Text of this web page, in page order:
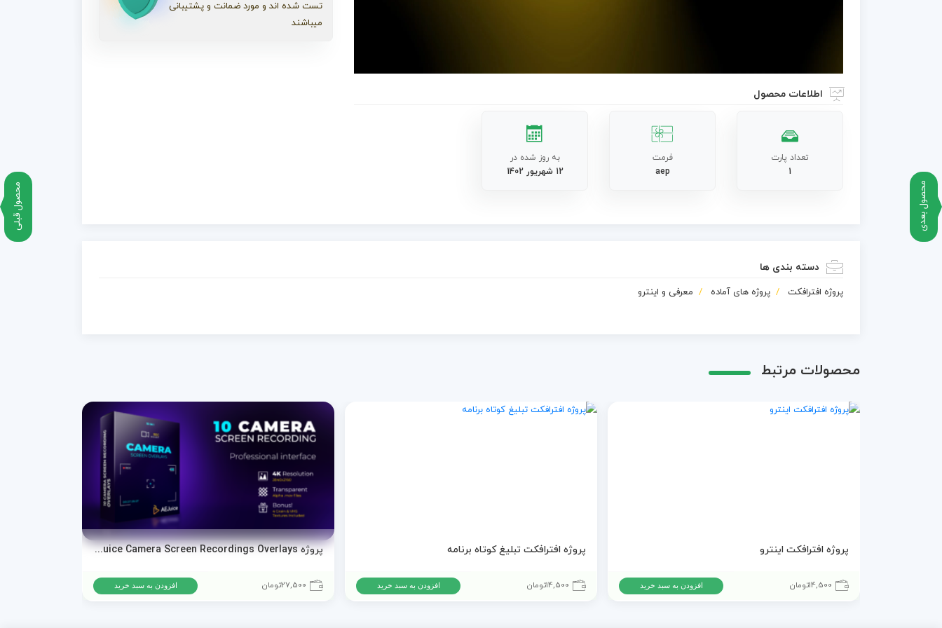
محصول قبلی محصول بعدی
اطلاعات محصول
تعداد پارت
1
فرمت
aep
به روز شده در
12 شهریور 1402
تست شده اند و مورد ضمانت و پشتیبانی
میباشند
دسته بندی ها
پروژه افترافکت پروژه های آماده معرفی و اینترو
محصولات مرتبط
پروژه افترافکت اینترو
14,500تومان افزودن به سبد خرید
پروژه افترافکت تبلیغ کوتاه برنامه
14,500تومان افزودن به سبد خرید
پروژه AEJuice Camera Screen Recordings Overlays برای پریمیر پرو و افترافکت
27,500تومان افزودن به سبد خرید